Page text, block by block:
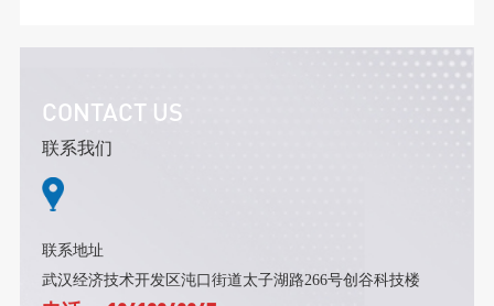
CONTACT US
联系我们
联系地址
武汉经济技术开发区沌口街道太子湖路266号创谷科技楼